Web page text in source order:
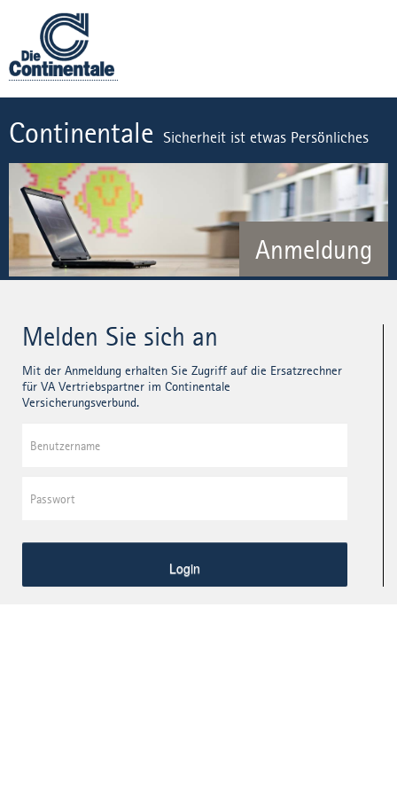
Continentale Sicherheit ist etwas Persönliches
Anmeldung
Melden Sie sich an
Mit der Anmeldung erhalten Sie Zugriff auf die Ersatzrechner
für VA Vertriebspartner im Continentale
Versicherungsverbund.